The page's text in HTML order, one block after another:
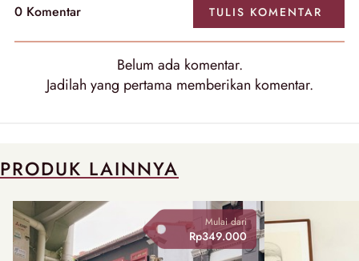
0 Komentar TULIS KOMENTAR
Belum ada komentar.
Jadilah yang pertama memberikan komentar.
PRODUK LAINNYA
Mulai dari
Rp349.000